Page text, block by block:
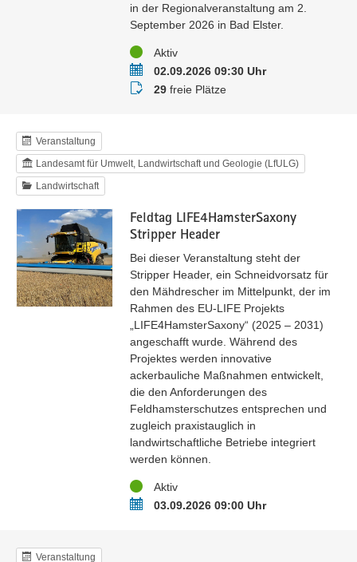
in der Regionalveranstaltung am 2.
September 2026 in Bad Elster.
StatusAktiv
Termin02.09.2026 09:30 Uhr
Buchungsstatus
29freie Plätze
Veranstaltung
Landesamt für Umwelt, Landwirtschaft und Geologie (LfULG)
Landwirtschaft
Feldtag LIFE4HamsterSaxony
Stripper Header
Bei dieser Veranstaltung steht der
Stripper Header, ein Schneidvorsatz für
den Mähdrescher im Mittelpunkt, der im
Rahmen des EU-LIFE Projekts
„LIFE4HamsterSaxony“ (2025 – 2031)
angeschafft wurde. Während des
Projektes werden innovative
ackerbauliche Maßnahmen entwickelt,
die den Anforderungen des
Feldhamsterschutzes entsprechen und
zugleich praxistauglich in
landwirtschaftliche Betriebe integriert
werden können.
StatusAktiv
Termin03.09.2026 09:00 Uhr
Veranstaltung